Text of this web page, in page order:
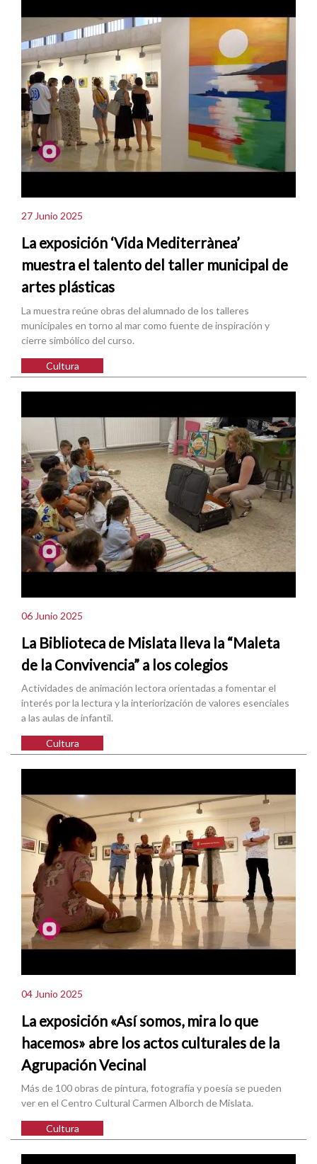
27 Junio 2025
La exposición ‘Vida Mediterrànea’
muestra el talento del taller municipal de
artes plásticas
La muestra reúne obras del alumnado de los talleres
municipales en torno al mar como fuente de inspiración y
cierre simbólico del curso.
Cultura
06 Junio 2025
La Biblioteca de Mislata lleva la “Maleta
de la Convivencia” a los colegios
Actividades de animación lectora orientadas a fomentar el
interés por la lectura y la interiorización de valores esenciales
a las aulas de infantil.
Cultura
04 Junio 2025
La exposición «Así somos, mira lo que
hacemos» abre los actos culturales de la
Agrupación Vecinal
Más de 100 obras de pintura, fotografía y poesía se pueden
ver en el Centro Cultural Carmen Alborch de Mislata.
Cultura